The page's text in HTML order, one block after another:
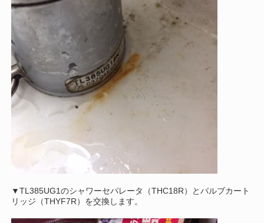
▼TL385UG1のシャワーセパレータ（THC18R）とバルブカート
リッジ（THYF7R）を交換します。